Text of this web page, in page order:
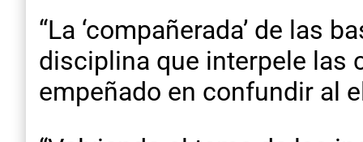
“La ‘compañerada’ de las
disciplina que interpele las
empeñado en confundir al